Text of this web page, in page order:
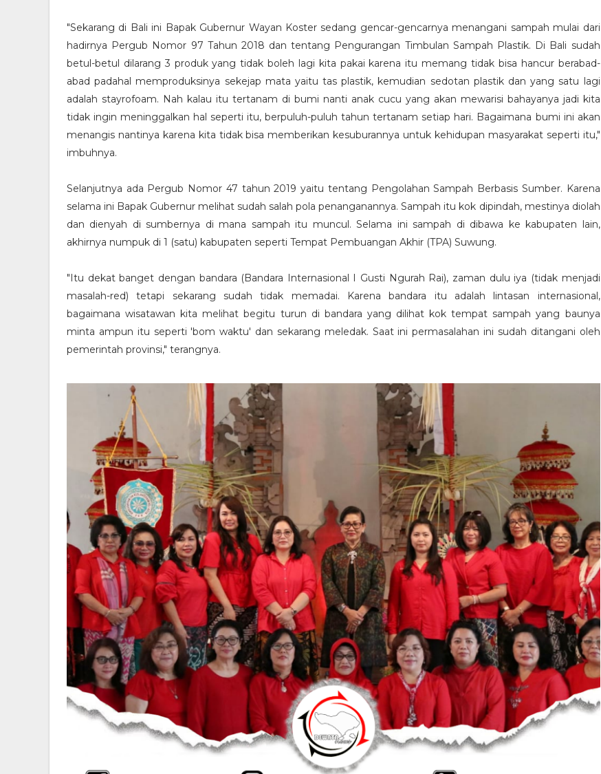
"Sekarang di Bali ini Bapak Gubernur Wayan Koster sedang gencar-gencarnya menangani sampah mulai dari
hadirnya Pergub Nomor 97 Tahun 2018 dan tentang Pengurangan Timbulan Sampah Plastik. Di Bali sudah
betul-betul dilarang 3 produk yang tidak boleh lagi kita pakai karena itu memang tidak bisa hancur berabad-
abad padahal memproduksinya sekejap mata yaitu tas plastik, kemudian sedotan plastik dan yang satu lagi
adalah stayrofoam. Nah kalau itu tertanam di bumi nanti anak cucu yang akan mewarisi bahayanya jadi kita
tidak ingin meninggalkan hal seperti itu, berpuluh-puluh tahun tertanam setiap hari. Bagaimana bumi ini akan
menangis nantinya karena kita tidak bisa memberikan kesuburannya untuk kehidupan masyarakat seperti itu,"
imbuhnya.
Selanjutnya ada Pergub Nomor 47 tahun 2019 yaitu tentang Pengolahan Sampah Berbasis Sumber. Karena
selama ini Bapak Gubernur melihat sudah salah pola penanganannya. Sampah itu kok dipindah, mestinya diolah
dan dienyah di sumbernya di mana sampah itu muncul. Selama ini sampah di dibawa ke kabupaten lain,
akhirnya numpuk di 1 (satu) kabupaten seperti Tempat Pembuangan Akhir (TPA) Suwung.
"Itu dekat banget dengan bandara (Bandara Internasional I Gusti Ngurah Rai), zaman dulu iya (tidak menjadi
masalah-red) tetapi sekarang sudah tidak memadai. Karena bandara itu adalah lintasan internasional,
bagaimana wisatawan kita melihat begitu turun di bandara yang dilihat kok tempat sampah yang baunya
minta ampun itu seperti 'bom waktu' dan sekarang meledak. Saat ini permasalahan ini sudah ditangani oleh
pemerintah provinsi," terangnya.